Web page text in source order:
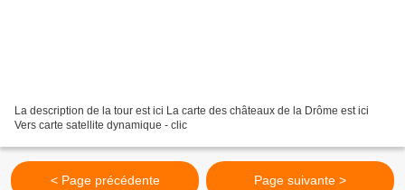
La description de la tour est ici La carte des châteaux de la Drôme est ici
Vers carte satellite dynamique - clic
< Page précédente Page suivante >